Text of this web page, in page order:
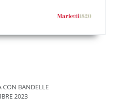
CON BANDELLE
2023